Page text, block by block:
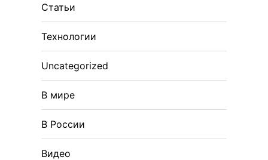
Статьи
Технологии
Uncategorized
В мире
В России
Видео